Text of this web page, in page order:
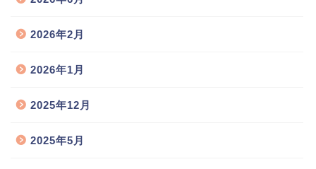
2026年2月
2026年1月
2025年12月
2025年5月